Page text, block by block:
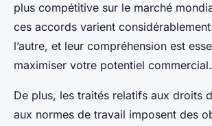
plus compétitive sur le marché
ces accords varient considérablement
l’autre, et leur compréhension est
maximiser votre potentiel commercial.
De plus, les traités relatifs aux droits
aux normes de travail imposent des